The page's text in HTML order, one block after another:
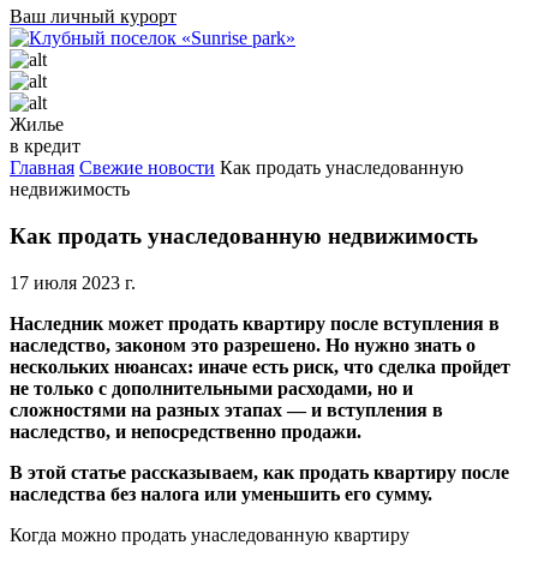
Ваш личный курорт
Жилье
в кредит
Главная Свежие новости Как продать унаследованную
недвижимость
Как продать унаследованную недвижимость
17 июля 2023 г.
Наследник может продать квартиру после вступления в
наследство, законом это разрешено. Но нужно знать о
нескольких нюансах: иначе есть риск, что сделка пройдет
не только с дополнительными расходами, но и
сложностями на разных этапах — и вступления в
наследство, и непосредственно продажи.
В этой статье рассказываем, как продать квартиру после
наследства без налога или уменьшить его сумму.
Когда можно продать унаследованную квартиру